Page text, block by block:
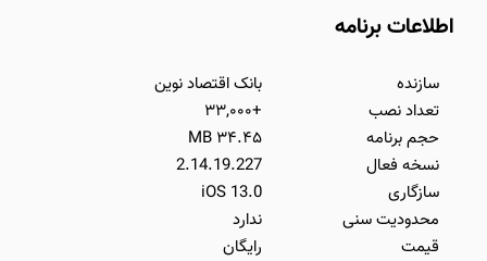
اطلاعات برنامه
بانک اقتصاد نوین
+۳۳,۰۰۰
۳۴.۴۵ MB
2.14.19.227
iOS 13.0
ندارد
رایگان
سازنده
تعداد نصب
حجم برنامه
نسخه فعال
سازگاری
محدودیت سنی
قیمت